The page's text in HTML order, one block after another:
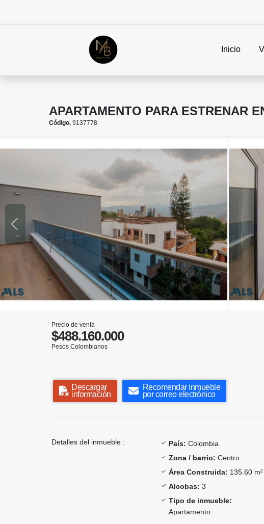
Inicio
APARTAMENTO PARA ESTRENAR
Código. 9137778
Precio de venta
$488.160.000
Pesos Colombianos
Descargar
información
Recomendar inmueble
por correo electrónico
Detalles del inmueble : País: Colombia
Zona / barrio: Centro
Área Construida: 135.60 m²
Alcobas: 3
Tipo de inmueble:
Apartamento